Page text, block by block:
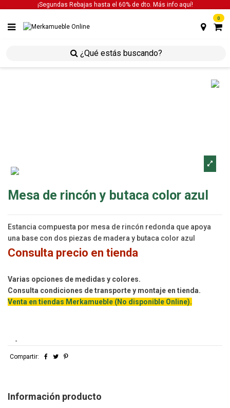
¡Segundas Rebajas hasta el 60% de dto. Más info aquí!
0
estancias estancias mesas
mesa de
Mesa de rincón y butaca color azul
Estancia compuesta por mesa de rincón redonda que apoya
una base con dos piezas de madera y butaca color azul
Consulta precio en tienda
Varias opciones de medidas y colores.
Consulta condiciones de transporte y montaje en tienda.
Venta en tiendas Merkamueble (No disponible Online).
-
Compartir:
Información producto